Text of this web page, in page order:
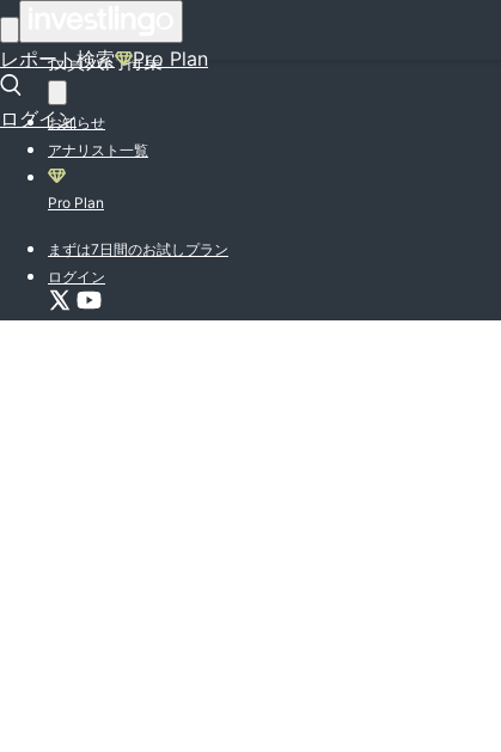
レポート検索 Pro Plan
ログイン
投資入門特集
お知らせ
アナリスト一覧
Pro Plan
まずは7日間のお試しプラン
ログイン